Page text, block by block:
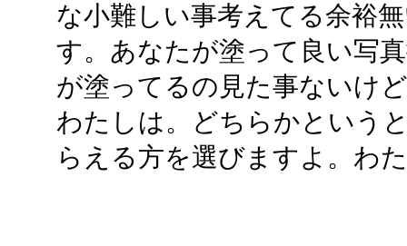
な小難しい事考えてる余裕
す。あなたが塗って良い写
が塗ってるの見た事ないけ
わたしは。どちらかという
らえる方を選びますよ。わ